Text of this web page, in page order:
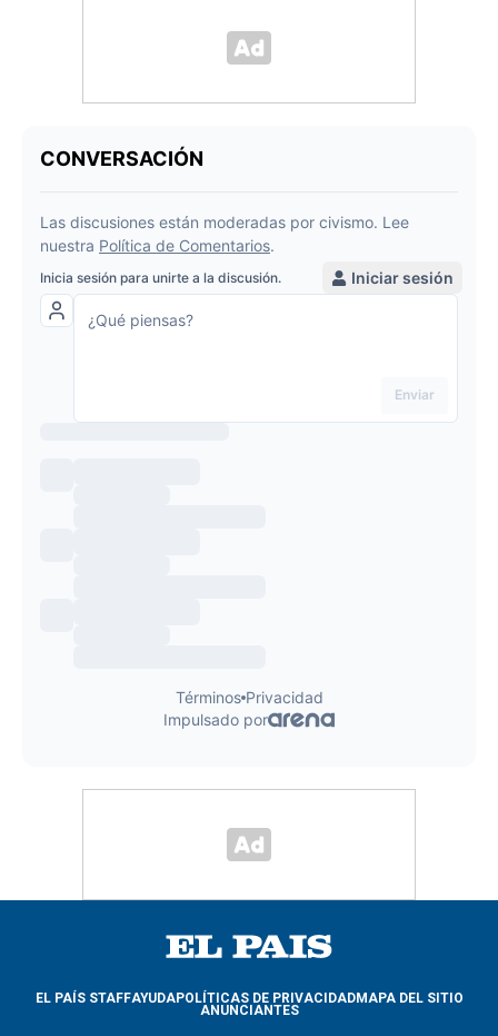
EL PAÍS STAFFAYUDAPOLÍTICAS DE PRIVACIDADMAPA DEL SITIO
ANUNCIANTES